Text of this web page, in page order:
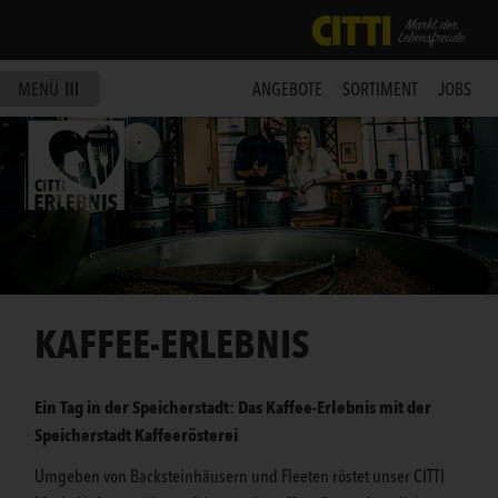
ANGEBOTE SORTIMENT JOBS
KAFFEE-ERLEBNIS
Ein Tag in der Speicherstadt: Das Kaffee-Erlebnis mit der
Speicherstadt Kaffeerösterei
Umgeben von Backsteinhäusern und Fleeten röstet unser CITTI
MENÜ